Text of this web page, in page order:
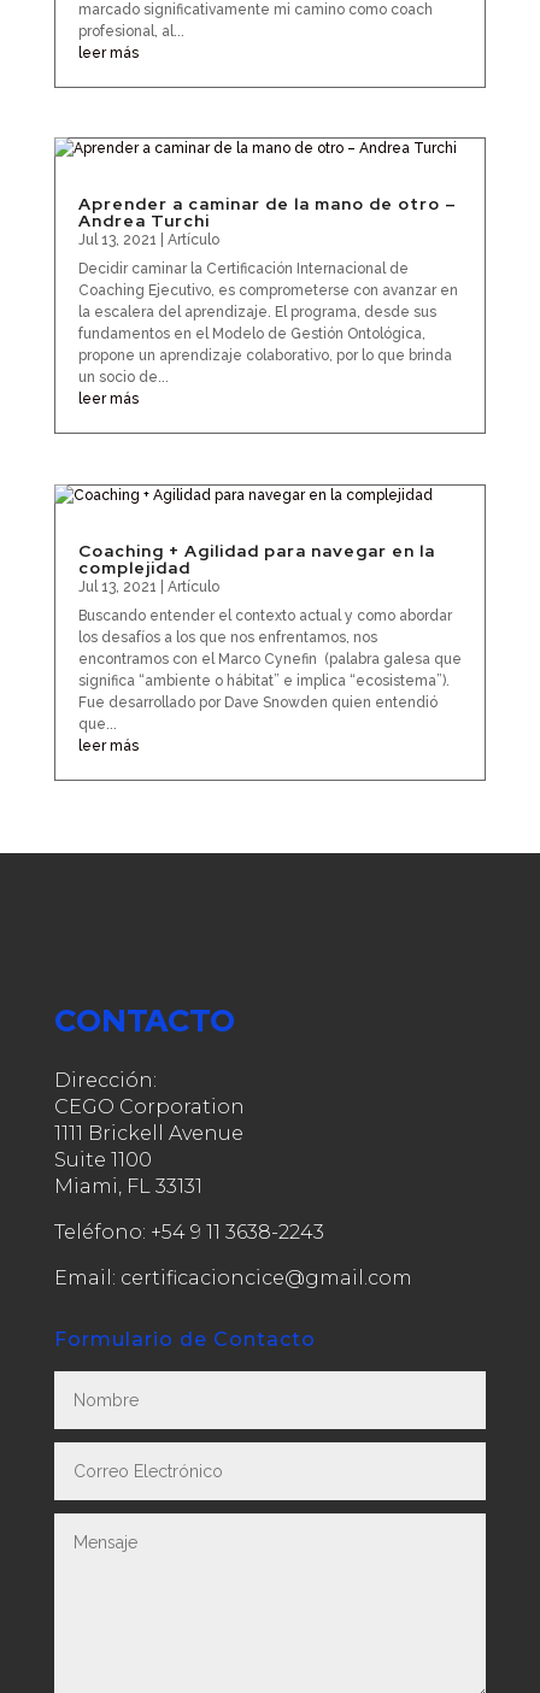
marcado significativamente mi camino como coach
profesional, al...
leer más
Aprender a caminar de la mano de otro –
Andrea Turchi
Jul 13, 2021
Artículo
Decidir caminar la Certificación Internacional de
Coaching Ejecutivo, es comprometerse con avanzar en
la escalera del aprendizaje. El programa, desde sus
fundamentos en el Modelo de Gestión Ontológica,
propone un aprendizaje colaborativo, por lo que brinda
un socio de...
leer más
Coaching + Agilidad para navegar en la
complejidad
Jul 13, 2021
Artículo
Buscando entender el contexto actual y como abordar
los desafíos a los que nos enfrentamos, nos
encontramos con el Marco Cynefin (palabra galesa que
significa “ambiente o hábitat” e implica “ecosistema”).
Fue desarrollado por Dave Snowden quien entendió
que...
leer más
CONTACTO
Dirección:
CEGO Corporation
1111 Brickell Avenue
Suite 1100
Miami, FL 33131
Teléfono: +54 9 11 3638-2243
Email: certificacioncice@gmail.com
Formulario de Contacto